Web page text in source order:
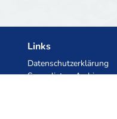
Links
Datenschutzerklärung
Serverlisten-Archiv